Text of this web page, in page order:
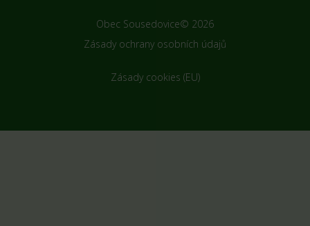
Obec Sousedovice© 2026
Zásady ochrany osobních údajů
Zásady cookies (EU)